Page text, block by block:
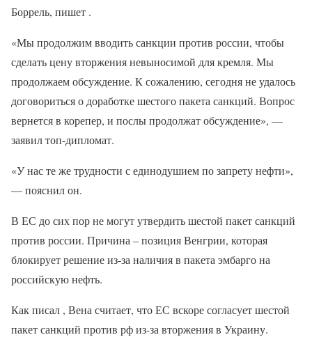
Боррель, пишет .
«Мы продолжим вводить санкции против россии, чтобы
сделать цену вторжения невыносимой для кремля. Мы
продолжаем обсуждение. К сожалению, сегодня не удалось
договориться о доработке шестого пакета санкций. Вопрос
вернется в корепер, и послы продолжат обсуждение», —
заявил топ-дипломат.
«У нас те же трудности с единодушием по запрету нефти»,
— пояснил он.
В ЕС до сих пор не могут утвердить шестой пакет санкций
против россии. Причина – позиция Венгрии, которая
блокирует решение из-за наличия в пакета эмбарго на
российскую нефть.
Как писал , Вена считает, что ЕС вскоре согласует шестой
пакет санкций против рф из-за вторжения в Украину.